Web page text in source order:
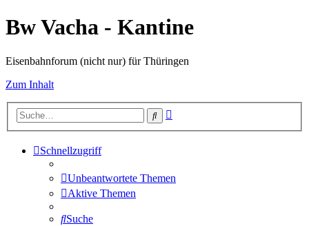
Bw Vacha - Kantine
Eisenbahnforum (nicht nur) für Thüringen
Zum Inhalt
Suche
Schnellzugriff
Unbeantwortete Themen
Aktive Themen
Suche